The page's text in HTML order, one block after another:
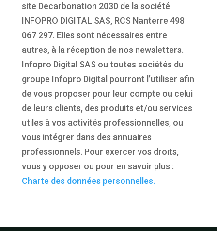
site Decarbonation 2030 de la société
INFOPRO DIGITAL SAS, RCS Nanterre 498
067 297. Elles sont nécessaires entre
autres, à la réception de nos newsletters.
Infopro Digital SAS ou toutes sociétés du
groupe Infopro Digital pourront l’utiliser afin
de vous proposer pour leur compte ou celui
de leurs clients, des produits et/ou services
utiles à vos activités professionnelles, ou
vous intégrer dans des annuaires
professionnels. Pour exercer vos droits,
vous y opposer ou pour en savoir plus :
Charte des données personnelles.